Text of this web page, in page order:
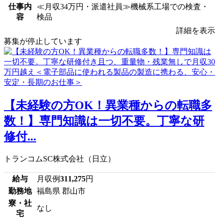
仕事内
容
≪月収34万円・派遣社員≫機械系工場での検査・
検品
詳細を表示
募集が停止しています
【未経験の方OK！異業種からの転職多
数！】専門知識は一切不要。丁寧な研
修付...
トランコムSC株式会社（日立）
給与 月収例311,275円
勤務地 福島県 郡山市
寮・社
宅
なし